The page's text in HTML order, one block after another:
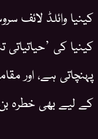
کینیا وائلڈ لائف
کینیا کی
پہنچاتی ہے، اور
کے لیے بھی خطرہ